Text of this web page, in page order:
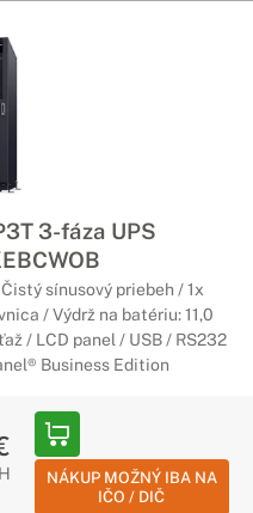
v prípade, že by
GreenPower, ktorá
čím ušetríte na
RACK
IT vybavenia
vybavenia je
prísť o svoje aktuálne
prúdu. Zariadenia
vďaka technológii
pričom ušetria aj
moduly
3-fáza UPS
sínusový priebeh / 1x
/ Výdrž na batériu: 11,0
/ LCD panel / USB / RS232
Business Edition
NÁKUP MOŽNÝ IBA NA
IČO / DIČ